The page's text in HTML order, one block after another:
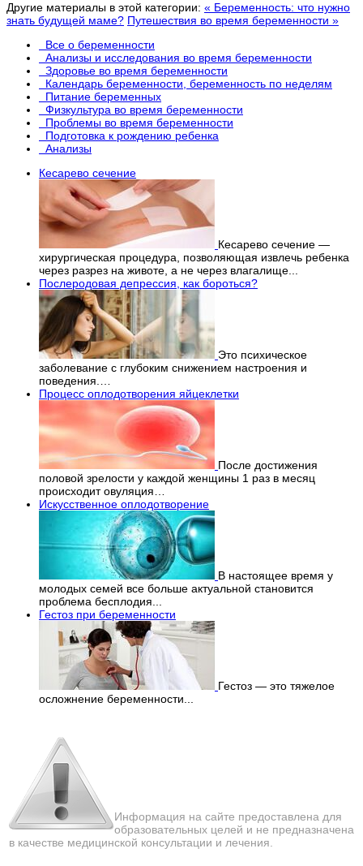
Другие материалы в этой категории: « Беременность: что нужно
знать будущей маме? Путешествия во время беременности »
Все о беременности
Анализы и исследования во время беременности
Здоровье во время беременности
Календарь беременности, беременность по неделям
Питание беременных
Физкультура во время беременности
Проблемы во время беременности
Подготовка к рождению ребенка
Анализы
Кесарево сечение
Кесарево сечение —
хирургическая процедура, позволяющая извлечь ребенка
через разрез на животе, а не через влагалище...
Послеродовая депрессия, как бороться?
Это психическое
заболевание с глубоким снижением настроения и
поведения.…
Процесс оплодотворения яйцеклетки
После достижения
половой зрелости у каждой женщины 1 раз в месяц
происходит овуляция…
Искусственное оплодотворение
В настоящее время у
молодых семей все больше актуальной становится
проблема бесплодия...
Гестоз при беременности
Гестоз — это тяжелое
осложнение беременности...
Информация на сайте предоставлена для
образовательных целей и не предназначена
в качестве медицинской консультации и лечения.